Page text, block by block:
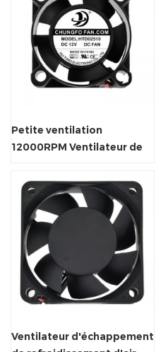
Petite ventilation
12000RPM Ventilateur de
Ventilateur d'échappement